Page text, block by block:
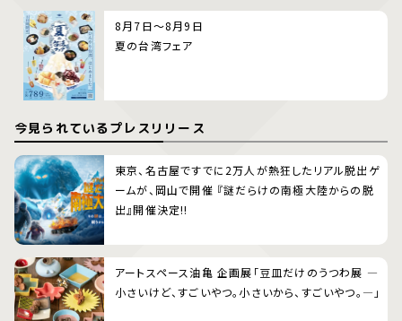
8月7日～8月9日
夏の台湾フェア
今見られているプレスリリース
東京、名古屋ですでに2万人が熱狂したリアル脱出ゲ
ームが、岡山で開催 『謎だらけの南極大陸からの脱
出』開催決定!!
アートスペース油亀 企画展「豆皿だけのうつわ展 ―
小さいけど、すごいやつ。小さいから、すごいやつ。―」